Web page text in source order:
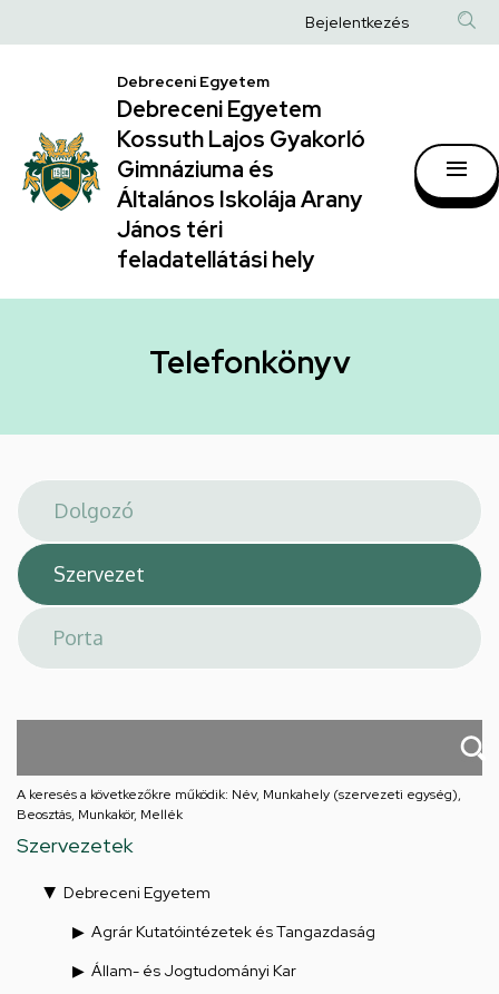
|
Debreceni
Egyetem
Kossuth
Lajos
Gyakorló
Általános
Arany
János
téri
feladatellátási
hely
a
Anonim
fiók
menüje
Bejelentkezés
Debreceni Egyetem
Debreceni Egyetem
Kossuth Lajos Gyakorló
Gimnáziuma és
Általános Iskolája Arany
János téri
feladatellátási hely
Telefonkönyv
A keresés a következőkre működik: Név, Munkahely (szervezeti egység),
Beosztás, Munkakör, Mellék
Szervezetek
Debreceni Egyetem
Agrár Kutatóintézetek és Tangazdaság
Állam- és Jogtudományi Kar